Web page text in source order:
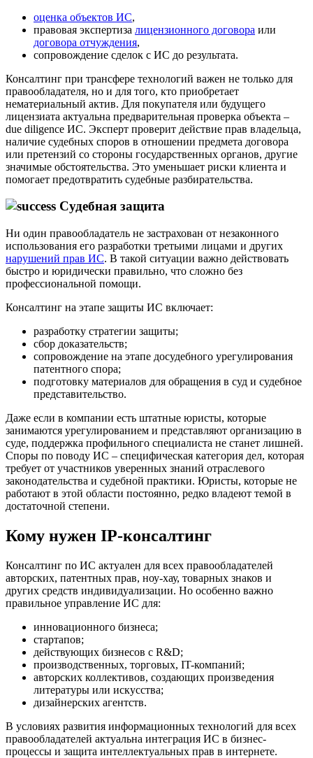
оценка объектов ИС,
правовая экспертиза лицензионного договора или
договора отчуждения,
сопровождение сделок с ИС до результата.
Консалтинг при трансфере технологий важен не только для
правообладателя, но и для того, кто приобретает
нематериальный актив. Для покупателя или будущего
лицензиата актуальна предварительная проверка объекта –
due diligence ИС. Эксперт проверит действие прав владельца,
наличие судебных споров в отношении предмета договора
или претензий со стороны государственных органов, другие
значимые обстоятельства. Это уменьшает риски клиента и
помогает предотвратить судебные разбирательства.
Судебная защита
Ни один правообладатель не застрахован от незаконного
использования его разработки третьими лицами и других
нарушений прав ИС. В такой ситуации важно действовать
быстро и юридически правильно, что сложно без
профессиональной помощи.
Консалтинг на этапе защиты ИС включает:
разработку стратегии защиты;
сбор доказательств;
сопровождение на этапе досудебного урегулирования
патентного спора;
подготовку материалов для обращения в суд и судебное
представительство.
Даже если в компании есть штатные юристы, которые
занимаются урегулированием и представляют организацию в
суде, поддержка профильного специалиста не станет лишней.
Споры по поводу ИС – специфическая категория дел, которая
требует от участников уверенных знаний отраслевого
законодательства и судебной практики. Юристы, которые не
работают в этой области постоянно, редко владеют темой в
достаточной степени.
Кому нужен IP-консалтинг
Консалтинг по ИС актуален для всех правообладателей
авторских, патентных прав, ноу-хау, товарных знаков и
других средств индивидуализации. Но особенно важно
правильное управление ИС для:
инновационного бизнеса;
стартапов;
действующих бизнесов с R&D;
производственных, торговых, IT-компаний;
авторских коллективов, создающих произведения
литературы или искусства;
дизайнерских агентств.
В условиях развития информационных технологий для всех
правообладателей актуальна интеграция ИС в бизнес-
процессы и защита интеллектуальных прав в интернете.